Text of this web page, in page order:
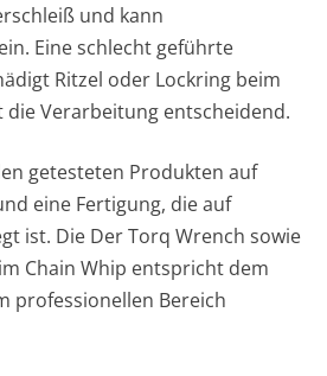
und kann
Eine schlecht geführte
Ritzel oder Lockring beim
die Verarbeitung entscheidend.
getesteten Produkten auf
eine Fertigung, die auf
ist. Die Der Torq Wrench sowie
Chain Whip entspricht dem
professionellen Bereich